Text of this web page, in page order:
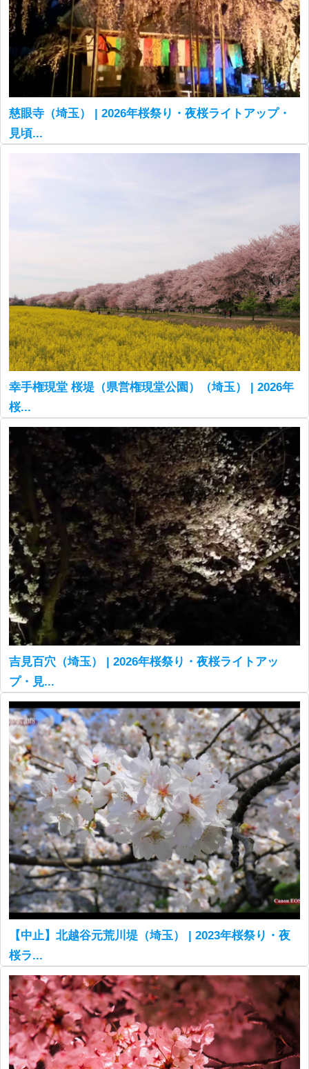
慈眼寺（埼玉） | 2026年桜祭り・夜桜ライトアップ・
見頃...
幸手権現堂 桜堤（県営権現堂公園）（埼玉） | 2026年
桜...
吉見百穴（埼玉） | 2026年桜祭り・夜桜ライトアッ
プ・見...
【中止】北越谷元荒川堤（埼玉） | 2023年桜祭り・夜
桜ラ...